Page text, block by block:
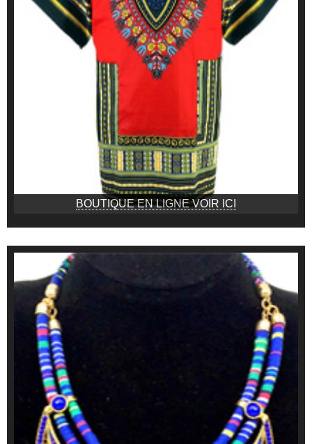
BOUTIQUE EN LIGNE VOIR ICI